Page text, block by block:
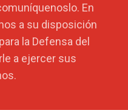
En
a su disposición
la Defensa del
a ejercer sus